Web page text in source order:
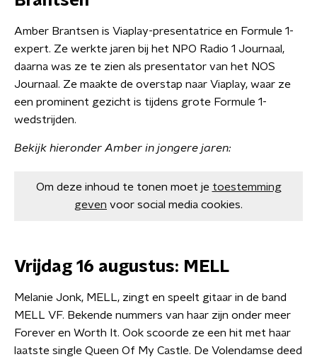
Amber Brantsen is Viaplay-presentatrice en Formule 1-
expert. Ze werkte jaren bij het NPO Radio 1 Journaal,
daarna was ze te zien als presentator van het NOS
Journaal. Ze maakte de overstap naar Viaplay, waar ze
een prominent gezicht is tijdens grote Formule 1-
wedstrijden.
Bekijk hieronder Amber in jongere jaren:
Om deze inhoud te tonen moet je toestemming
geven voor social media cookies.
Vrijdag 16 augustus: MELL
Melanie Jonk, MELL, zingt en speelt gitaar in de band
MELL VF. Bekende nummers van haar zijn onder meer
Forever en Worth It. Ook scoorde ze een hit met haar
laatste single Queen Of My Castle. De Volendamse deed